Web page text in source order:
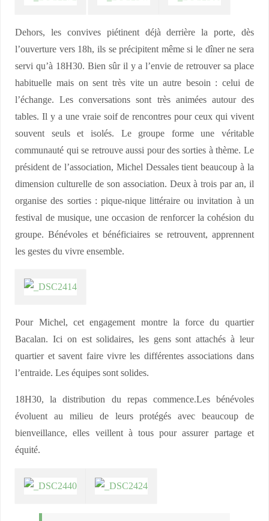
Dehors, les convives piétinent déjà derrière la porte, dès
l’ouverture vers 18h, ils se précipitent même si le dîner ne sera
servi qu’à 18H30. Bien sûr il y a l’envie de retrouver sa place
habituelle mais on sent très vite un autre besoin : celui de
l’échange. Les conversations sont très animées autour des
tables. Il y a une vraie soif de rencontres pour ceux qui vivent
souvent seuls et isolés. Le groupe forme une véritable
communauté qui se retrouve aussi pour des sorties à thème. Le
président de l’association, Michel Dessales tient beaucoup à la
dimension culturelle de son association. Deux à trois par an, il
organise des sorties : pique-nique littéraire ou invitation à un
festival de musique, une occasion de renforcer la cohésion du
groupe. Bénévoles et bénéficiaires se retrouvent, apprennent
les gestes du vivre ensemble.
Pour Michel, cet engagement montre la force du quartier
Bacalan. Ici on est solidaires, les gens sont attachés à leur
quartier et savent faire vivre les différentes associations dans
l’entraide. Les équipes sont solides.
18H30, la distribution du repas commence.Les bénévoles
évoluent au milieu de leurs protégés avec beaucoup de
bienveillance, elles veillent à tous pour assurer partage et
équité.